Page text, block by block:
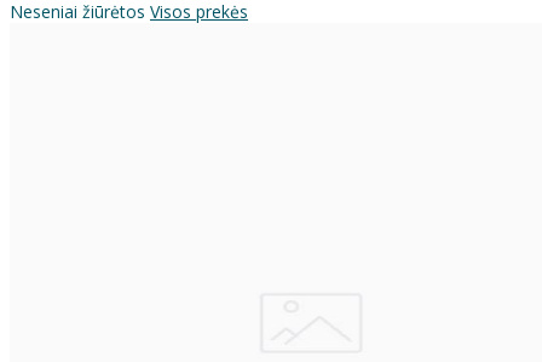
Neseniai žiūrėtos Visos prekės